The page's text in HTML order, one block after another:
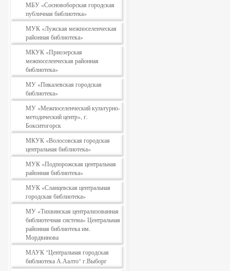
МБУ «Сосновоборская городская
публичная библиотека»
МУК «Лужская межпоселенческая
районная библиотека»
МКУК «Приозерская
межпоселенческая районная
библиотека»
МУ «Пикалевская городская
библиотека»
МУ «Межпоселенческий культурно-
методический центр», г.
Бокситогорск
МКУК «Волосовская городская
центральная библиотека»
МУК «Подпорожская центральная
районная библиотека»
МУК «Сланцевская центральная
городская библиотека»
МУ «Тихвинская централизованная
библиотечная система» Центральная
районная библиотека им.
Мордвинова
МАУК "Центральная городская
библиотека А.Аалто" г.Выборг